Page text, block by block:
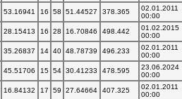
53.16941 16 58 51.44527 378.365
02.01.2011
00:00
28.15413 16 28 16.70846 498.442
01.02.2015
00:00
35.26837 14 40 48.78739 496.233
02.01.2011
00:00
45.51706 15 54 30.41233 478.595
23.06.2024
00:00
16.84132 17 59 27.64664 407.325
02.01.2011
00:00